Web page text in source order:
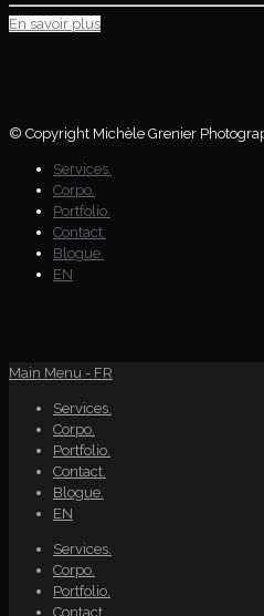
En savoir plus
© Copyright Michèle Grenier
Services.
Corpo.
Portfolio.
Contact.
Blogue.
EN
Main Menu - FR
Services.
Corpo.
Portfolio.
Contact.
Blogue.
EN
Services.
Corpo.
Portfolio.
Contact.